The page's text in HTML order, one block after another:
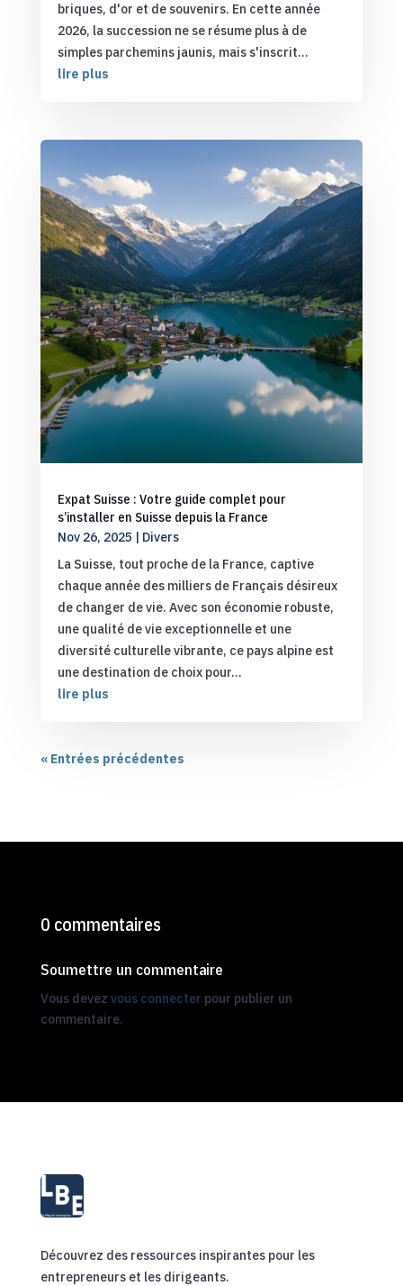
briques, d'or et de souvenirs. En cette année
2026, la succession ne se résume plus à de
simples parchemins jaunis, mais s'inscrit...
lire plus
Expat Suisse : Votre guide complet pour
s’installer en Suisse depuis la France
Nov 26, 2025 | Divers
La Suisse, tout proche de la France, captive
chaque année des milliers de Français désireux
de changer de vie. Avec son économie robuste,
une qualité de vie exceptionnelle et une
diversité culturelle vibrante, ce pays alpine est
une destination de choix pour...
lire plus
« Entrées précédentes
0 commentaires
Soumettre un commentaire
Vous devez vous connecter pour publier un
commentaire.
Découvrez des ressources inspirantes pour les
entrepreneurs et les dirigeants.